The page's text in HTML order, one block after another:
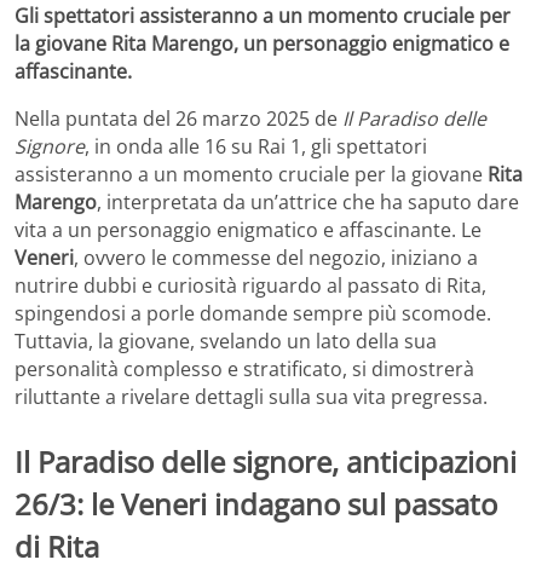
Gli spettatori assisteranno a un momento cruciale per
la giovane Rita Marengo, un personaggio enigmatico e
affascinante.
Nella puntata del 26 marzo 2025 de Il Paradiso delle
Signore, in onda alle 16 su Rai 1, gli spettatori
assisteranno a un momento cruciale per la giovane Rita
Marengo, interpretata da un’attrice che ha saputo dare
vita a un personaggio enigmatico e affascinante. Le
Veneri, ovvero le commesse del negozio, iniziano a
nutrire dubbi e curiosità riguardo al passato di Rita,
spingendosi a porle domande sempre più scomode.
Tuttavia, la giovane, svelando un lato della sua
personalità complesso e stratificato, si dimostrerà
riluttante a rivelare dettagli sulla sua vita pregressa.
Il Paradiso delle signore, anticipazioni
26/3: le Veneri indagano sul passato
di Rita